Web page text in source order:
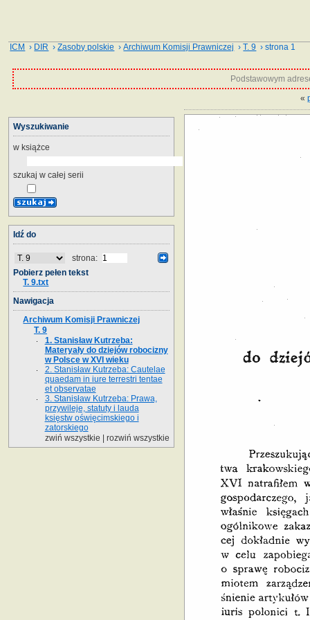
ICM › DIR ›Zasoby polskie ›Archiwum Komisji Prawniczej ›T. 9 › strona 1
Podstawowym
«
Wyszukiwanie
w książce
szukaj w całej serii
Idź do
strona:
Pobierz pełen tekst
T. 9.txt
Nawigacja
Archiwum Komisji Prawniczej
T. 9
1. Stanisław Kutrzeba:
Materyały do dziejów robocizny
w Polsce w XVI wieku
2. Stanisław Kutrzeba: Cautelae
quaedam in iure terrestri tentae
et observatae
3. Stanisław Kutrzeba: Prawa,
przywileje, statuty i lauda
księstw oświęcimskiego i
zatorskiego
zwiń wszystkie
rozwiń wszystkie